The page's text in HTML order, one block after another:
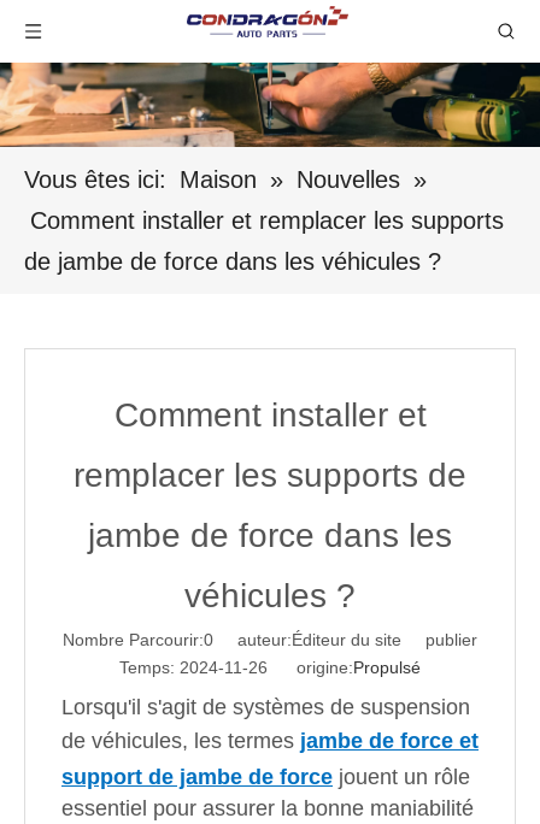
Vous êtes ici: Maison » Nouvelles »
Comment installer et remplacer les supports
de jambe de force dans les véhicules ?
Comment installer et
remplacer les supports de
jambe de force dans les
véhicules ?
Nombre Parcourir:0 auteur:Éditeur du site publier
Temps: 2024-11-26 origine:Propulsé
Lorsqu'il s'agit de systèmes de suspension
de véhicules, les termes jambe de force et
support de jambe de force jouent un rôle
essentiel pour assurer la bonne maniabilité